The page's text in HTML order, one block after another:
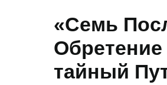
«Семь
тайный